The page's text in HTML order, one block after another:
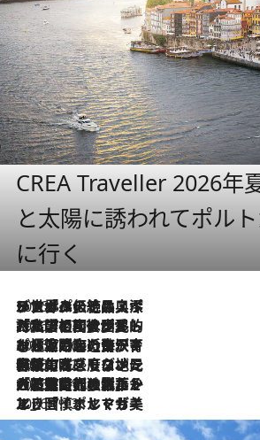
CREA Traveller 2026
と太陽に誘われてポル
に行く
2026.8.8
リスボンの絶品スイーツ「パステル・デ・ナタ」とは？ポルトガル伝統の奥深い世界へ
2026.7.27
「私の祖国はポルトガル語です」国民的詩人フェルナンド・ペソアと、彼が愛した文学の街を歩く
2026.7.26
ポルトガル近海が育む極上の海の幸。キリリと冷えた白ワインと愉しむ、シーフード専門店の贅沢
2026.7.22
伝統の味をモダンに昇華。高感度な地元客が集う、リスボンの最旬ガストロノミー
2026.7.21
大航海時代の栄華から、震災、独裁、そして革命へ。ポルトガル・首都リスボンの石畳に刻まれた「歴史の光と影」
2026.7.13
エッセイ・ヤマザキマリ「慎ましくも美しき国 ポルトガル」